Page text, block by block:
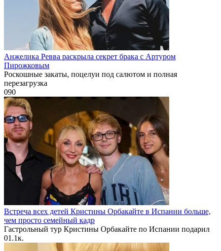
Анжелика Ревва раскрыла секрет брака с Артуром
Пирожковым
Роскошные закаты, поцелуи под салютом и полная
перезагрузка
090
Встреча всех детей Кристины Орбакайте в Испании больше,
чем просто семейный кадр
Гастрольный тур Кристины Орбакайте по Испании подарил
01.1к.